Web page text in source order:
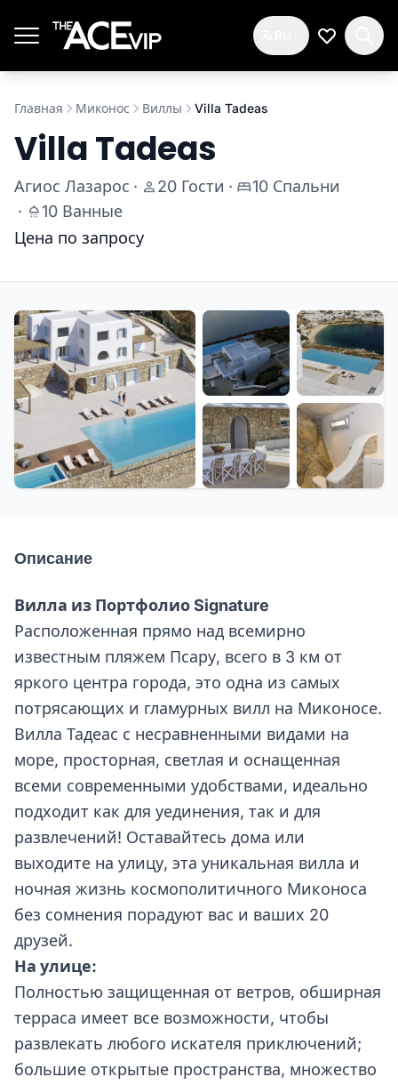
Мой
Главная Миконос Виллы Villa Tadeas
Villa Tadeas
Агиос Лазарос · 20 Гости ·
10 Спальни
·
10 Ванные
Цена по запросу
Описание
Вилла из Портфолио Signature
Расположенная прямо над всемирно
известным пляжем Псару, всего в 3 км от
яркого центра города, это одна из самых
потрясающих и гламурных вилл на Миконосе.
Вилла Тадеас с несравненными видами на
море, просторная, светлая и оснащенная
всеми современными удобствами, идеально
подходит как для уединения, так и для
развлечений! Оставайтесь дома или
выходите на улицу, эта уникальная вилла и
ночная жизнь космополитичного Миконоса
без сомнения порадуют вас и ваших 20
друзей.
На улице:
Полностью защищенная от ветров, обширная
терраса имеет все возможности, чтобы
развлекать любого искателя приключений;
большие открытые пространства, множество